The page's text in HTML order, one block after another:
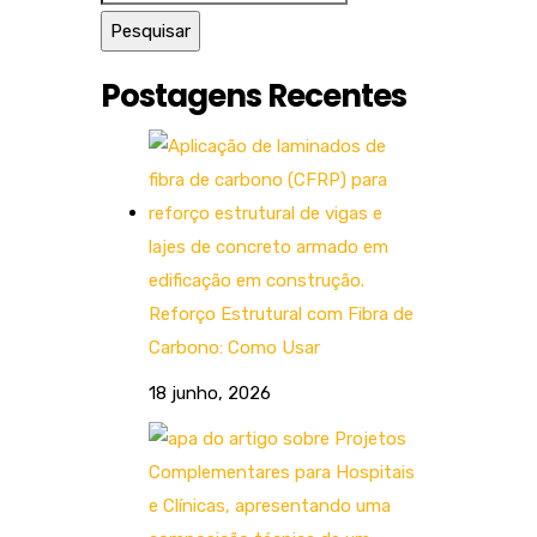
Postagens Recentes
Reforço Estrutural com Fibra de
Carbono: Como Usar
18 junho, 2026